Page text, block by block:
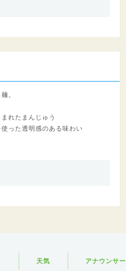
。
れたまんじゅう
った透明感のある味わい
天気 アナウンサー